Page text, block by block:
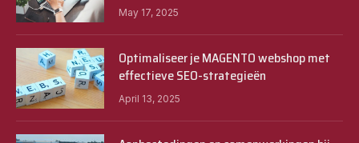
May 17, 2025
Optimaliseer je MAGENTO webshop met
effectieve SEO-strategieën
April 13, 2025